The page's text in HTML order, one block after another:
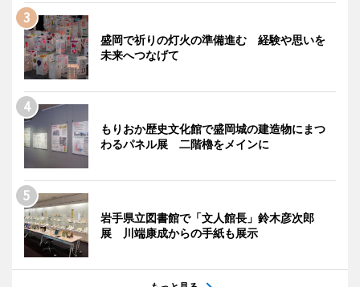
盛岡で祈りの灯火の準備進む 経験や思いを
未来へつなげて
もりおか歴史文化館で盛岡城の建造物にまつ
わるパネル展 二階櫓をメインに
岩手県立図書館で「文人館長」鈴木彦次郎
展 川端康成からの手紙も展示